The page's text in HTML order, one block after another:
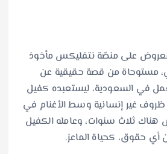
على منصّة نتفليكس مأخوذ
مستوحاة من قصة حقيقية عن
في السعودية، ليستعبده كفيل
غير إنسانية وسط الأغنام في
ثلاث سنوات، وعامله الكفيل
حقوق، كحياة الماعز.